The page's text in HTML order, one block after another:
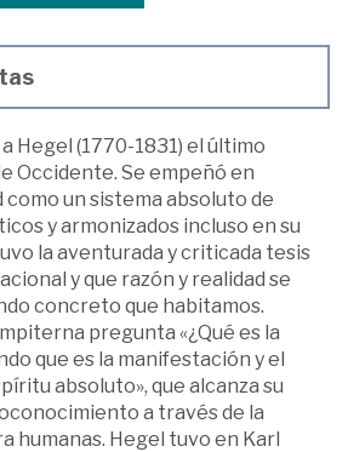
Hegel (1770-1831) el último
Occidente. Se empeñó en
como un sistema absoluto de
y armonizados incluso en su
la aventurada y criticada tesis
y que razón y realidad se
concreto que habitamos.
pregunta «¿Qué es la
que es la manifestación y el
absoluto», que alcanza su
a través de la
humanas. Hegel tuvo en Karl